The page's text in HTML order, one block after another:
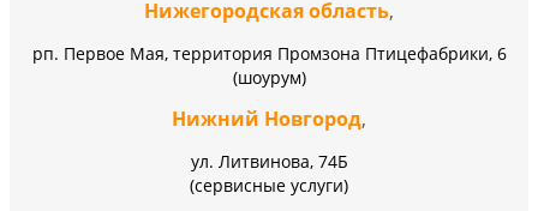
Нижегородская область,
рп. Первое Мая, территория Промзона Птицефабрики, 6
(шоурум)
Нижний Новгород,
ул. Литвинова, 74Б
(сервисные услуги)